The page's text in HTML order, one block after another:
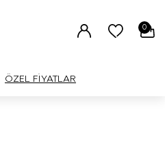
0
ÖZEL FİYATLAR